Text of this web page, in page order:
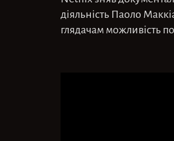
діяльність Паоло
глядачам можливість